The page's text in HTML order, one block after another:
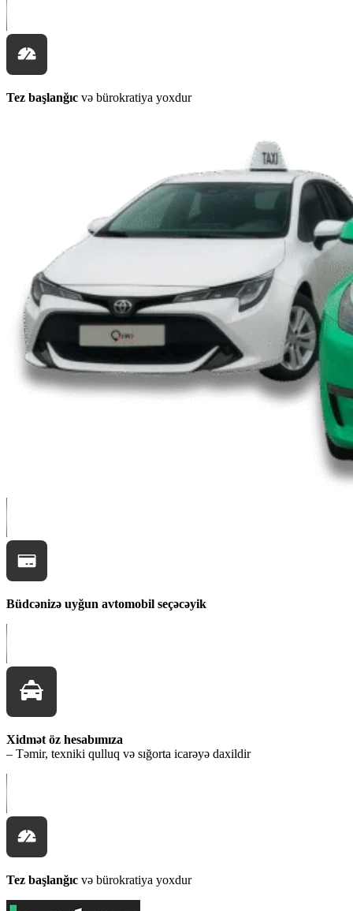
Tez başlanğıc və bürokratiya yoxdur
Büdcənizə uyğun avtomobil seçəcəyik
Xidmət öz hesabımıza
– Təmir, texniki qulluq və sığorta icarəyə daxildir
Tez başlanğıc və bürokratiya yoxdur